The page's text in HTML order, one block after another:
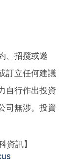
、招攬或邀
訂立任何建議
自行作出投資
司無涉。投資
資訊】